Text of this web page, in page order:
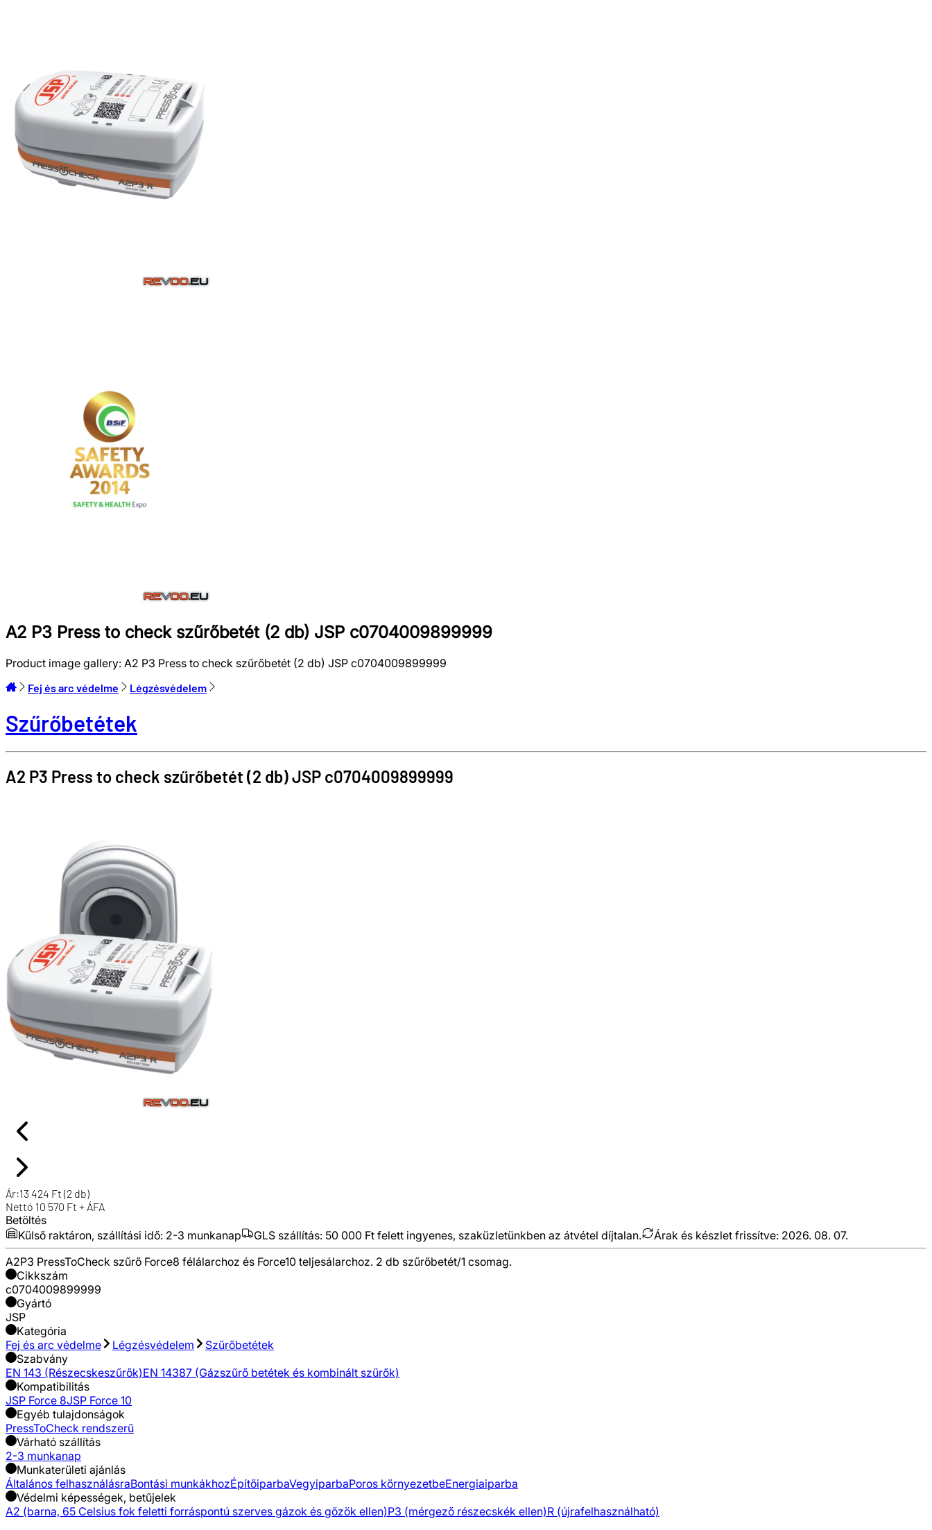
A2 P3 Press to check szűrőbetét (2 db) JSP c0704009899999
Product image gallery: A2 P3 Press to check szűrőbetét (2 db) JSP c0704009899999
Fej és arc védelme Légzésvédelem
Szűrőbetétek
A2 P3 Press to check szűrőbetét (2 db)JSP c0704009899999
Ár:13 424 Ft (2 db)
Nettó 10 570 Ft + ÁFA
Betöltés
Külső raktáron, szállítási idő: 2-3 munkanap GLS szállítás: 50 000 Ft felett ingyenes, szaküzletünkben az átvétel díjtalan. Árak és készlet frissítve: 2026. 08. 07.
A2P3 PressToCheck szűrő Force8 félálarchoz és Force10 teljesálarchoz. 2 db szűrőbetét/1 csomag.
Cikkszám
c0704009899999
Gyártó
JSP
Kategória
Fej és arc védelme
Légzésvédelem
Szűrőbetétek
Szabvány
EN 143 (Részecskeszűrők)EN 14387 (Gázszűrő betétek és kombinált szűrők)
Kompatibilitás
JSP Force 8JSP Force 10
Egyéb tulajdonságok
PressToCheck rendszerű
Várható szállítás
2-3 munkanap
Munkaterületi ajánlás
Általános felhasználásraBontási munkákhozÉpítőiparbaVegyiparbaPoros környezetbeEnergiaiparba
Védelmi képességek, betűjelek
A2 (barna, 65 Celsius fok feletti forráspontú szerves gázok és gőzök ellen)P3 (mérgező részecskék ellen)R (újrafelhasználható)